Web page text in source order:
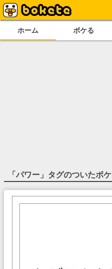
ホーム ボケる
「パワー 」タグのついたボケ